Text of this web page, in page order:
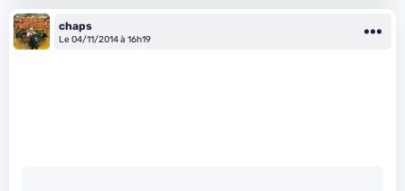
chaps
Le 04/11/2014 à 16h19